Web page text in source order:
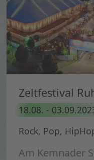
Zeltfestival
18.08. -
Rock, Pop,
Am Kemnader